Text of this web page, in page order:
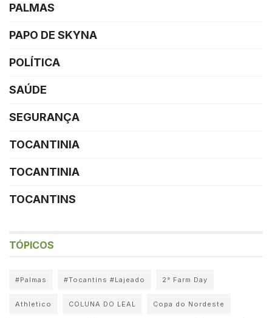
PALMAS
PAPO DE SKYNA
POLÍTICA
SAÚDE
SEGURANÇA
TOCANTINIA
TOCANTINIA
TOCANTINS
TÓPICOS
#Palmas #Tocantins #Lajeado 2° Farm Day
Athletico COLUNA DO LEAL Copa do Nordeste